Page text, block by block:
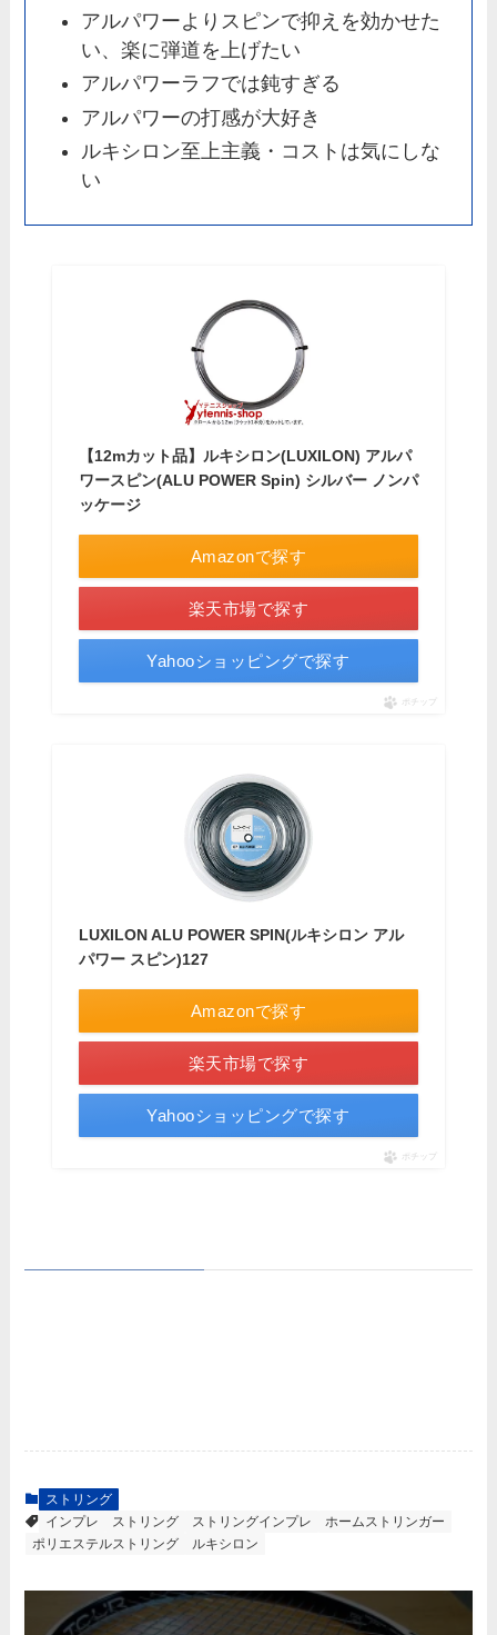
アルパワーよりスピンで抑えを効かせた
い、楽に弾道を上げたい
アルパワーラフでは鈍すぎる
アルパワーの打感が大好き
ルキシロン至上主義・コストは気にしな
い
【12mカット品】ルキシロン(LUXILON) アルパ
ワースピン(ALU POWER Spin) シルバー ノンパ
ッケージ
Amazonで探す
楽天市場で探す
Yahooショッピングで探す
ポチップ
LUXILON ALU POWER SPIN(ルキシロン アル
パワー スピン)127
Amazonで探す
楽天市場で探す
Yahooショッピングで探す
ポチップ
ストリング
インプレ
ストリング ストリングインプレ
ホームストリンガー
ポリエステルストリング
ルキシロン